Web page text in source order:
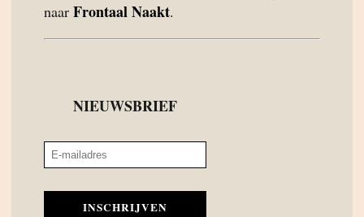
naar Frontaal Naakt.
NIEUWSBRIEF
INSCHRIJVEN